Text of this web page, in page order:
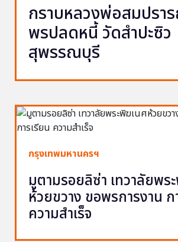
กราบหลวงพ่อสมปรา
พรปลดหนี้ วัดสำปะซิว
สุพรรณบุรี
กรุงเทพมหานครฯ
มูตามรอยลิซ่า เทวาลัยพร
ห้วยขวาง ขอพรการงาน ก
ความสำเร็จ